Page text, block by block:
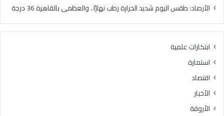
الأرصاد: طقس اليوم شديد الحرارة رطب نهارًا.. والعظمى بالقاهرة 36 درجة
ابتكارات علمية
استمارة
اقتصاد
الأخبار
الأروقة